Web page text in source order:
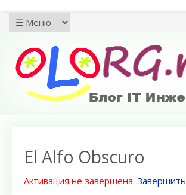
El Alfo Obscuro
Активация не завершена. Завершить